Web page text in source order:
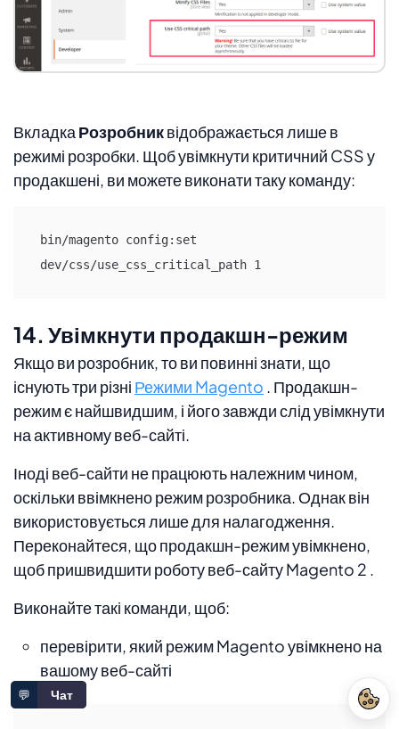
ВкладкаРозробниквідображається лише в
режимі розробки. Щоб увімкнути критичний CSS у
продакшені, ви можете виконати таку команду:
bin/magento config:set
dev/css/use_css_critical_path 1
14. Увімкнути продакшн-режим
Якщо ви розробник, то ви повинні знати, що
існують три різні Режими Magento . Продакшн-
режим є найшвидшим, і його завжди слід увімкнути
на активному веб-сайті.
Іноді веб-сайти не працюють належним чином,
оскільки ввімкнено режим розробника. Однак він
використовується лише для налагодження.
Переконайтеся, що продакшн-режим увімкнено,
щоб пришвидшити роботу веб-сайту Magento 2 .
Виконайте такі команди, щоб:
перевірити, який режим Magento увімкнено на
вашому веб-сайті
💬 Чат